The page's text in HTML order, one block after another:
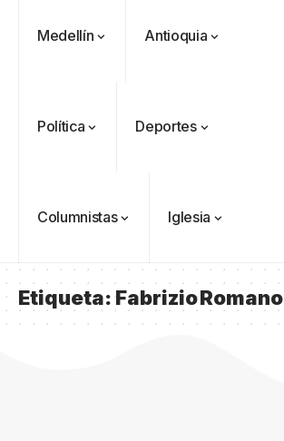
Medellín Antioquia
Política Deportes
Columnistas Iglesia
Etiqueta:Fabrizio Romano